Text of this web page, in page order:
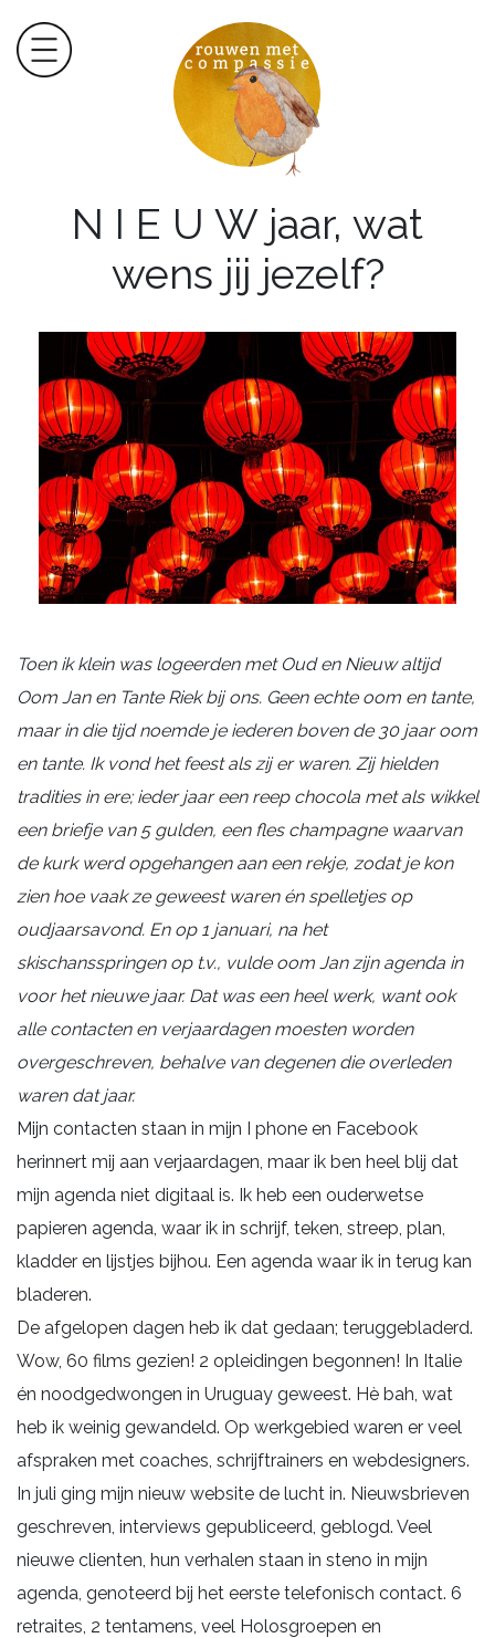
N I E U W jaar, wat
wens jij jezelf?
Toen ik klein was logeerden met Oud en Nieuw altijd
Oom Jan en Tante Riek bij ons. Geen echte oom en tante,
maar in die tijd noemde je iederen bovende 30 jaar oom
en tante. Ik vond het feest als zij er waren. Zij hielden
tradities in ere; ieder jaar een reep chocola met als wikkel
een briefje van 5 gulden, een fles champagne waarvan
de kurk werd opgehangen aan een rekje, zodat je kon
zien hoe vaak ze geweest waren én spelletjes op
oudjaarsavond. En op 1 januari, na het
skischansspringen op t.v., vulde oom Jan zijn agenda in
voor het nieuwe jaar. Dat was een heel werk, want ook
alle contacten en verjaardagen moesten worden
overgeschreven, behalve van degenen die overleden
waren dat jaar.
Mijn contacten staan in mijn I phone en Facebook
herinnert mij aan verjaardagen, maar ik ben heel blij dat
mijn agenda niet digitaal is. Ik heb een ouderwetse
papieren agenda, waar ik in schrijf, teken, streep, plan,
kladder en lijstjes bijhou. Een agenda waar ik in terug kan
bladeren.
De afgelopen dagen heb ik dat gedaan; teruggebladerd.
Wow, 60 films gezien! 2 opleidingen begonnen! In Italie
én noodgedwongen in Uruguay geweest. Hè bah, wat
heb ik weinig gewandeld. Op werkgebied waren er veel
afspraken met coaches, schrijftrainers en webdesigners.
In juli ging mijn nieuw website de lucht in. Nieuwsbrieven
geschreven, interviews gepubliceerd, geblogd. Veel
nieuwe clienten, hun verhalen staan in steno in mijn
agenda, genoteerd bij het eerste telefonisch contact. 6
retraites, 2 tentamens, veel Holosgroepen en